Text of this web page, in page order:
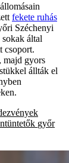
fekete ruhás
Széchenyi
által
csoport.
majd gyors
állták el
győr